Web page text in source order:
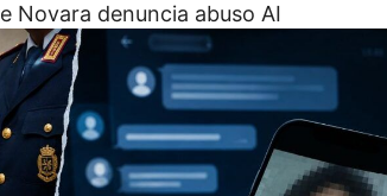
Novara denuncia abuso AI